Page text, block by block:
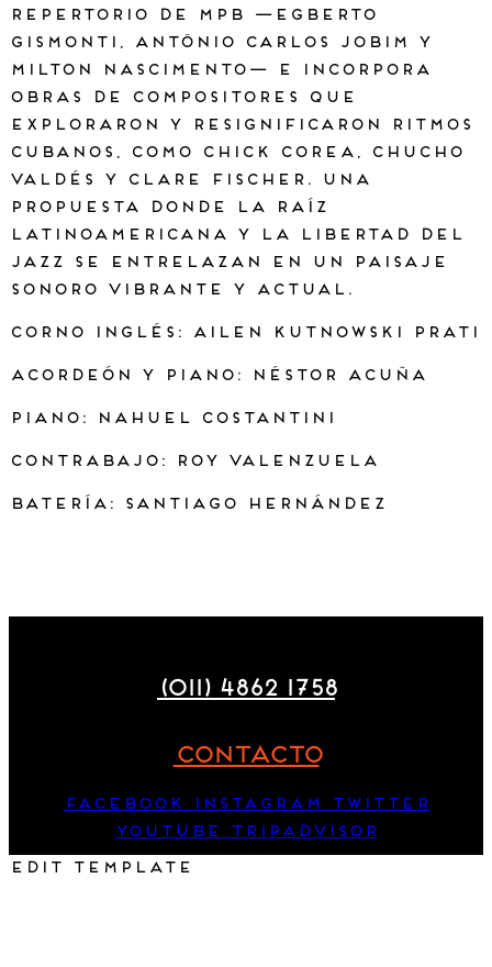
repertorio de MPB —Egberto
Gismonti, Antônio Carlos Jobim y
Milton Nascimento— e incorpora
obras de compositores que
exploraron y resignificaron ritmos
cubanos, como Chick Corea, Chucho
Valdés y Clare Fischer. Una
propuesta donde la raíz
latinoamericana y la libertad del
jazz se entrelazan en un paisaje
sonoro vibrante y actual.
Corno inglés: Ailen Kutnowski Prati
Acordeón y piano: Néstor Acuña
Piano: Nahuel Costantini
Contrabajo: Roy Valenzuela
Batería: Santiago Hernández
(011) 4862 1758
CONTACTO
Facebook Instagram
Twitter
Youtube
Tripadvisor
Edit Template